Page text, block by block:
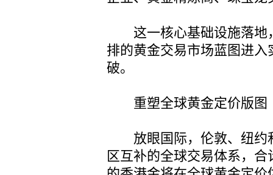
这一核心基础设施落地
排的黄金交易市场蓝图进
破。
重塑全球黄金定价版图
放眼国际，伦敦、纽约
区互补的全球交易体系，